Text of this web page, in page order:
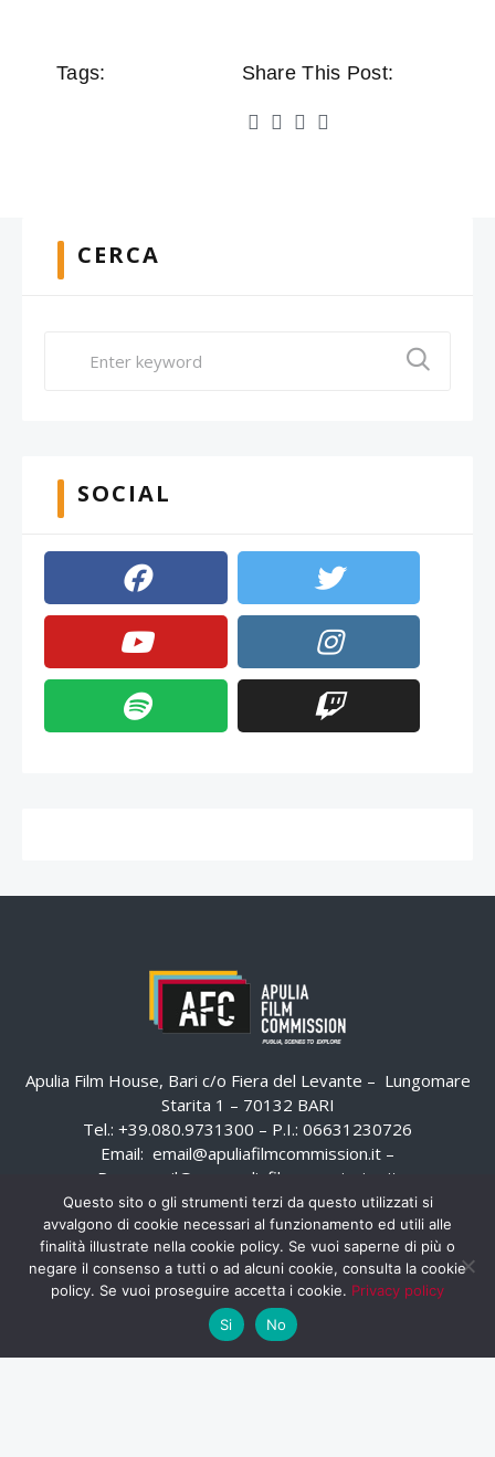
Tags: Share This Post:
CERCA
SOCIAL
Apulia Film House, Bari c/o Fiera del Levante – Lungomare
Starita 1 – 70132 BARI
Tel.: +39.080.9731300 – P.I.: 06631230726
Email: email@apuliafilmcommission.it –
Pec:
email@pec.apuliafilmcommission.it
Questo sito o gli strumenti terzi da questo utilizzati si
avvalgono di cookie necessari al funzionamento ed utili alle
finalità illustrate nella cookie policy. Se vuoi saperne di più o
negare il consenso a tutti o ad alcuni cookie, consulta la cookie
policy. Se vuoi proseguire accetta i cookie. Privacy policy
Si
No